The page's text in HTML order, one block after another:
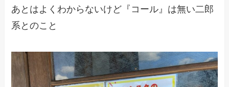
あとはよくわからないけど『コール』は無い二郎
系とのこと